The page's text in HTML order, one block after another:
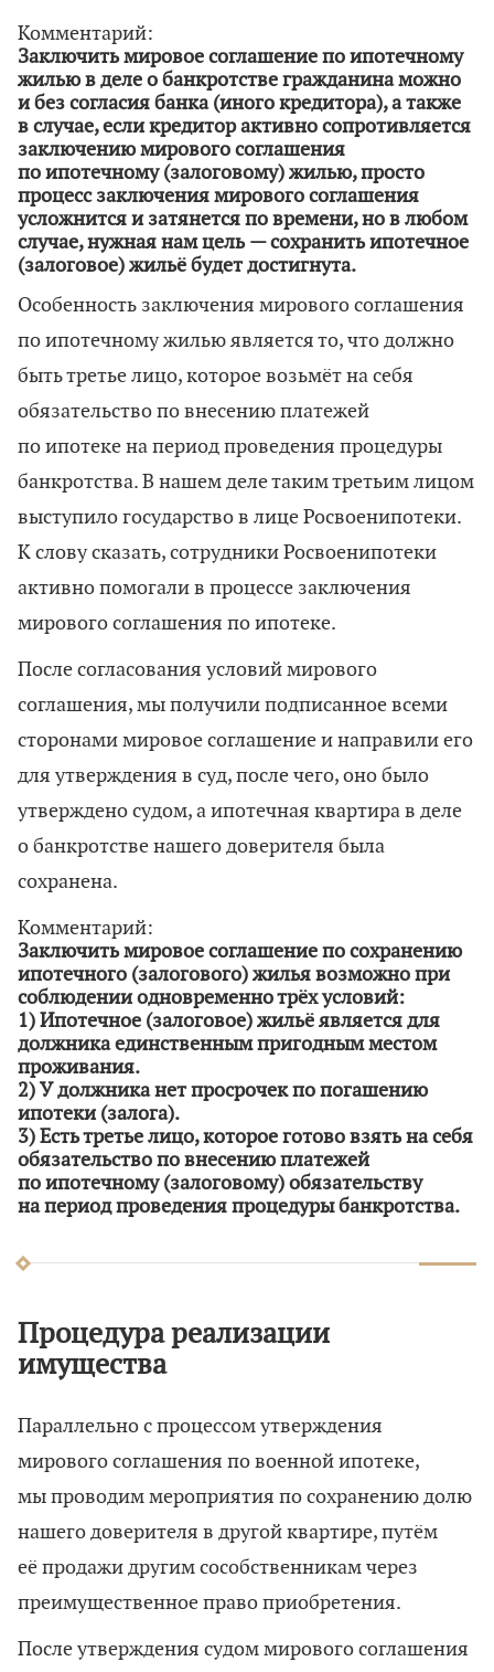
Комментарий:
Заключить мировое соглашение по ипотечному
жилью в деле о банкротстве гражданина можно
и без согласия банка (иного кредитора), а также
в случае, если кредитор активно сопротивляется
заключению мирового соглашения
по ипотечному (залоговому) жилью, просто
процесс заключения мирового соглашения
усложнится и затянется по времени, но в любом
случае, нужная нам цель — сохранить ипотечное
(залоговое) жильё будет достигнута.
Особенность заключения мирового соглашения
по ипотечному жилью является то, что должно
быть третье лицо, которое возьмёт на себя
обязательство по внесению платежей
по ипотеке на период проведения процедуры
банкротства. В нашем деле таким третьим лицом
выступило государство в лице Росвоенипотеки.
К слову сказать, сотрудники Росвоенипотеки
активно помогали в процессе заключения
мирового соглашения по ипотеке.
После согласования условий мирового
соглашения, мы получили подписанное всеми
сторонами мировое соглашение и направили его
для утверждения в суд, после чего, оно было
утверждено судом, а ипотечная квартира в деле
о банкротстве нашего доверителя была
сохранена.
Комментарий:
Заключить мировое соглашение по сохранению
ипотечного (залогового) жилья возможно при
соблюдении одновременно трёх условий:
1) Ипотечное (залоговое) жильё является для
должника единственным пригодным местом
проживания.
2) У должника нет просрочек по погашению
ипотеки (залога).
3) Есть третье лицо, которое готово взять на себя
обязательство по внесению платежей
по ипотечному (залоговому) обязательству
на период проведения процедуры банкротства.
Процедура реализации
имущества
Параллельно с процессом утверждения
мирового соглашения по военной ипотеке,
мы проводим мероприятия по сохранению долю
нашего доверителя в другой квартире, путём
её продажи другим сособственникам через
преимущественное право приобретения.
После утверждения судом мирового соглашения